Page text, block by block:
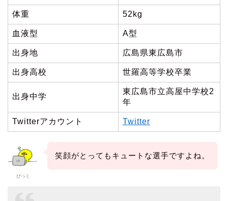
体重 52kg
血液型 A型
出身地 広島県東広島市
出身高校 世羅高等学校卒業
出身中学
東広島市立高屋中学校2
年
Twitterアカウント Twitter
ぴっく
笑顔がとってもキュートな選手ですよね。